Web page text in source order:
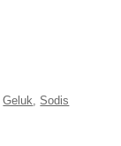
,Geluk ,Sodis